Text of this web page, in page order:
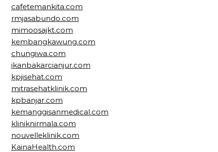
cafetemankita.com
rmjasabundo.com
mimoosajkt.com
kembangkawung.com
chungiwa.com
ikanbakarcianjur.com
kpjisehat.com
mitrasehatklinik.com
kpbanjar.com
kemanggisanmedical.com
kliniknirmala.com
nouvelleklinik.com
KainaHealth.com